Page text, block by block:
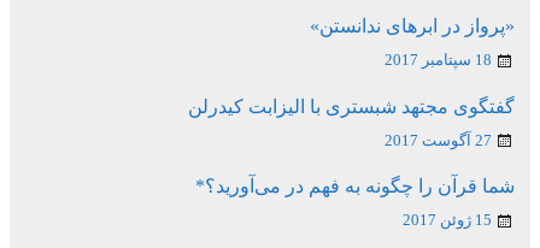
«پرواز در ابرهای ندانستن»
18 سپتامبر 2017
گفتگوی مجتهد شبستری با الیزابت کیدرلن
27 آگوست 2017
شما قرآن را چگونه به فهم در می‌آورید؟*
15 ژوئن 2017